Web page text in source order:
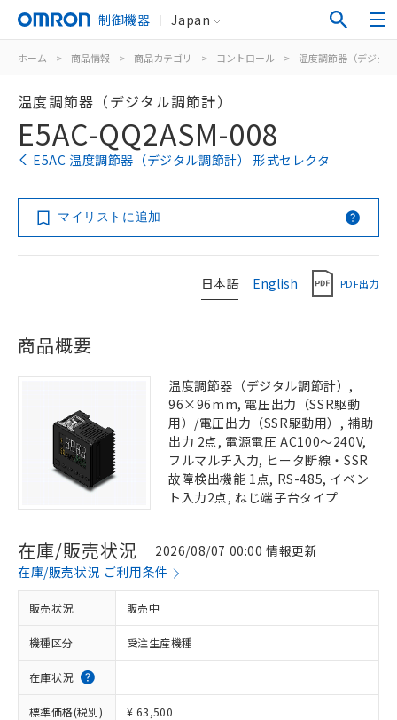
制御機器 Japan
ホーム > 商品情報 > 商品カテゴリ > コントロール > 温度調節器（デジタ
温度調節器（デジタル調節計）
E5AC-QQ2ASM-008
E5AC 温度調節器（デジタル調節計） 形式セレクタ
マイリストに追加
日本語 English PDF出力
商品概要
温度調節器（デジタル調節計）,
96×96mm, 電圧出力（SSR駆動
用）/電圧出力（SSR駆動用）, 補助
出力 2点, 電源電圧 AC100～240V,
フルマルチ入力, ヒータ断線・SSR
故障検出機能 1点, RS-485, イベン
ト入力2点, ねじ端子台タイプ
在庫/販売状況
2026/08/07 00:00 情報更新
在庫/販売状況 ご利用条件
販売状況 販売中
機種区分 受注生産機種
在庫状況
標準価格(税別) ¥ 63,500